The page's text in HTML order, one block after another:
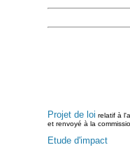
Projet de loi relatif à
et renvoyé à la
Etude d'impact